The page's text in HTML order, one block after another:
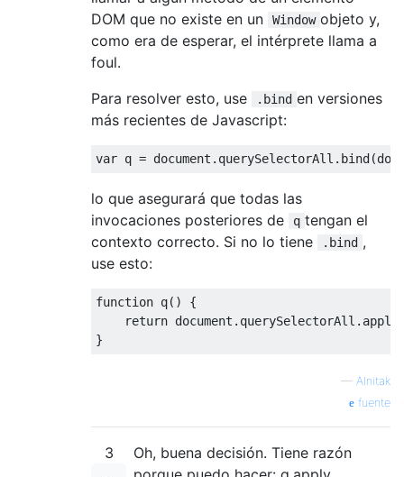
DOM que no existe en un
Window objeto y,
como era de esperar, el intérprete llama a
foul.
Para resolver esto, use
.bind en versiones
más recientes de Javascript:
var q = document .querySelectorAll.bind(
lo que asegurará que todas las
invocaciones posteriores de
q tengan el
contexto correcto. Si no lo tiene
.bind ,
use esto:
function q( ) {
return document
— Alnitak
fuente
3
Oh, buena decisión. Tiene razón